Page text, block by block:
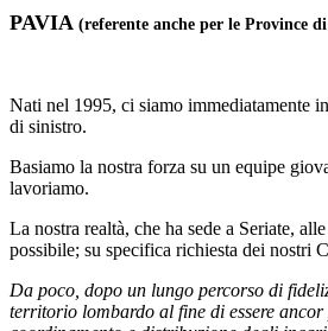
PAVIA (referente anche per le Province
Nati nel 1995, ci siamo immediatamente
di sinistro.
Basiamo la nostra forza su un equipe
lavoriamo.
La nostra realtà, che ha sede a Seriate,
possibile; su specifica richiesta dei nostri
Da poco, dopo un lungo percorso di
territorio lombardo al fine di essere